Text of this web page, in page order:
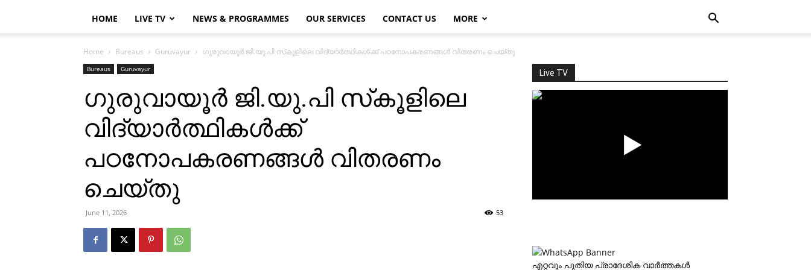
HOME LIVE TV NEWS & PROGRAMMES OUR SERVICES CONTACT US MORE
Home Bureaus Guruvayur ഗുരുവായൂര്‍ ജി.യു.പി സ്‌കൂളിലെ വിദ്യാര്‍ത്ഥികള്‍ക്ക് പഠനോപകരണങ്ങള്‍ വിതരണം ചെയ്തു
Bureaus Guruvayur
ഗുരുവായൂര്‍ ജി.യു.പി സ്‌കൂളിലെ
വിദ്യാര്‍ത്ഥികള്‍ക്ക്
പഠനോപകരണങ്ങള്‍ വിതരണം
ചെയ്തു
June 11, 2026 53
Live TV
എറ്റവും പുതിയ പ്രാദേശിക വാര്‍ത്തകള്‍